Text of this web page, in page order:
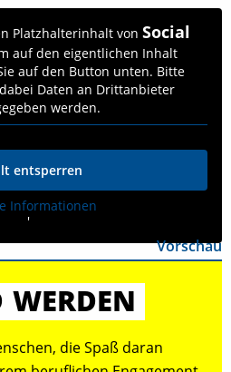
Platzhalterinhalt von Social
auf den eigentlichen Inhalt
auf den Button unten. Bitte
Daten an Drittanbieter
werden.
entsperren
Informationen
'
Vorschau
WERDEN
die Spaß daran